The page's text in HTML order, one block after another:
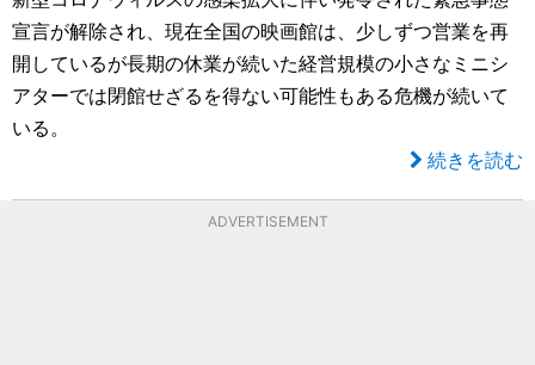
宣言が解除され、現在全国の映画館は、少しずつ営業を再
開しているが長期の休業が続いた経営規模の小さなミニシ
アターでは閉館せざるを得ない可能性もある危機が続いて
いる。
続きを読む
ADVERTISEMENT